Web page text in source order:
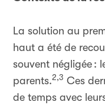
La solution au
haut a été de
souvent négligée :
parents.2,3 Ces
de temps avec